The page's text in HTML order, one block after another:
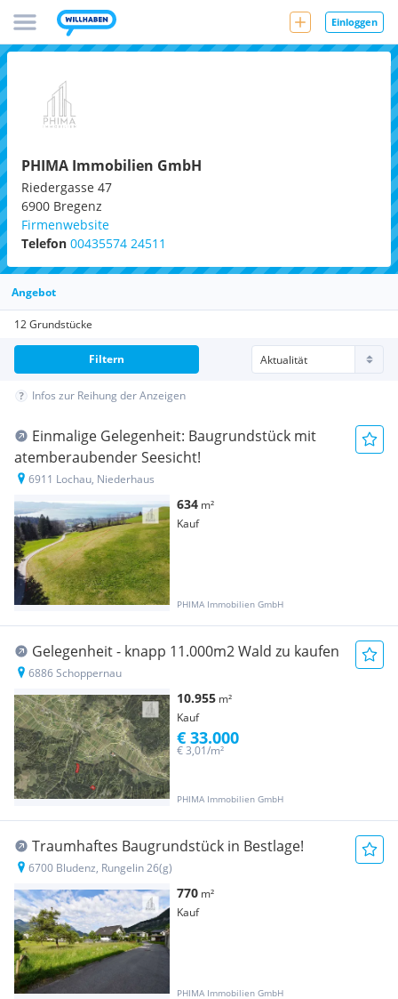
Einloggen
PHIMA Immobilien GmbH
Riedergasse 47
6900 Bregenz
Firmenwebsite
Telefon 00435574 24511
Angebot
12 Grundstücke
Filtern
Infos zur Reihung der Anzeigen
Einmalige Gelegenheit: Baugrundstück mit
atemberaubender Seesicht!
6911 Lochau, Niederhaus
634 m²
Kauf
PHIMA Immobilien GmbH
Gelegenheit - knapp 11.000m2 Wald zu kaufen
6886 Schoppernau
10.955 m²
Kauf
PHIMA Immobilien GmbH
€ 3,01/m²
€ 33.000
Traumhaftes Baugrundstück in Bestlage!
6700 Bludenz, Rungelin 26(g)
770 m²
Kauf
PHIMA Immobilien GmbH